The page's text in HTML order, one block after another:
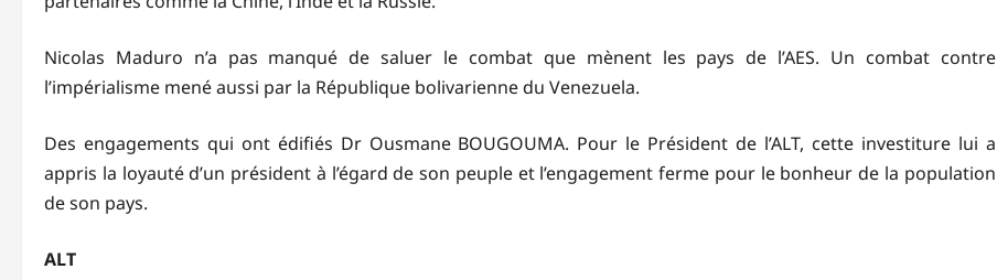
Nicolas Maduro n’a pas manqué de saluer le combat que mènent les pays de l’AES. Un combat contre
l’impérialisme mené aussi par la République bolivarienne du Venezuela.
Des engagements qui ont édifiés Dr Ousmane BOUGOUMA. Pour le Président de l’ALT, cette investiture lui a
appris la loyauté d’un président à l’égard de son peuple et l’engagement ferme pour le bonheur de la population
de son pays.
ALT